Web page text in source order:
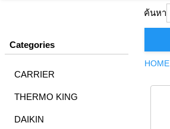
ค้นหา
Categories
CARRIER
THERMO KING
DAIKIN
HOME